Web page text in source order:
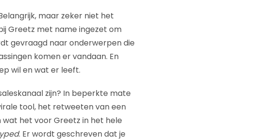
maar zeker niet het
Greetz met name ingezet om
gevraagd naar onderwerpen die
komen er vandaan. En
wil en wat er leeft.
zijn? In beperkte mate
tool, het retweeten van een
wat het voor Greetz in het hele
. Er wordt geschreven dat je